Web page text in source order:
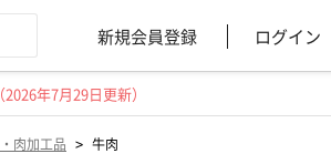
新規会員登録 ログイン
年7月29日更新）
肉加工品 > 牛肉